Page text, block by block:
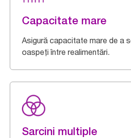
Capacitate mare
Asigură capacitate mare de a
oaspeți între realimentări.
Sarcini multiple